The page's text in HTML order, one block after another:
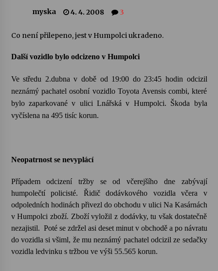
Veselí muzikanti
Pozvánka na integrační festival Quijotova
28. 7. 2026
Votavžatský ploty
23. 7. 2026
Letní koncerty ve Stromovce: Rufus Miller
22. 7. 2026
Vysočinka
myska 4. 4. 2008 3
Co není přilepeno, jest v Humpolci ukradeno.
Další vozidlo bylo odcizeno v Humpolci
Ve středu 2.dubna v době od 19:00 do 23:45 hodin odcizil
neznámý pachatel osobní vozidlo Toyota Avensis combi, které
bylo zaparkované v ulici Lnářská v Humpolci. Škoda byla
vyčíslena na 495 tisíc korun.
Neopatrnost se nevyplácí
Případem odcizení tržby se od včerejšího dne zabývají
humpolečtí policisté. Řidič dodávkového vozidla včera v
odpoledních hodinách přivezl do obchodu v ulici Na Kasárnách
v Humpolci zboží. Zboží vyložil z dodávky, tu však dostatečně
nezajistil. Poté se zdržel asi deset minut v obchodě a po návratu
do vozidla si všiml, že mu neznámý pachatel odcizil ze sedačky
vozidla ledvinku s tržbou ve výši 55.565 korun.